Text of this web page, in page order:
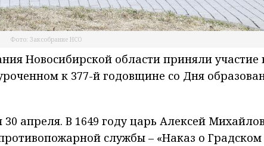
Фото: Заксобрание НСО
Новосибирской области приняли участие
к 377-й годовщине со Дня
апреля. В 1649 году царь Алексей
службы – «Наказ о Градском